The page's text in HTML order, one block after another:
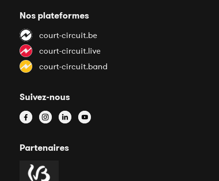
Nos plateformes
court-circuit.be
court-circuit.live
court-circuit.band
Suivez-nous
Partenaires